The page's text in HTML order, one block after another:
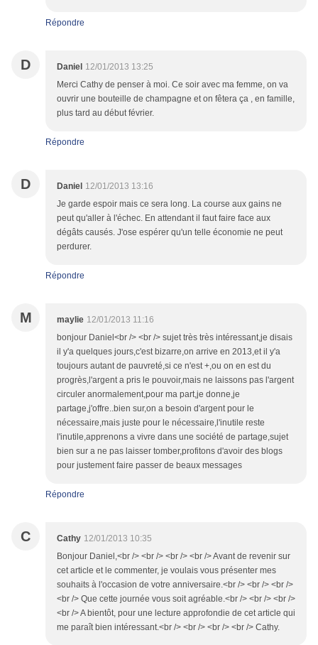
Répondre
D Daniel 12/01/2013 13:25
Merci Cathy de penser à moi. Ce soir avec ma femme, on va
ouvrir une bouteille de champagne et on fêtera ça , en famille,
plus tard au début février.
Répondre
D Daniel 12/01/2013 13:16
Je garde espoir mais ce sera long. La course aux gains ne
peut qu'aller à l'échec. En attendant il faut faire face aux
dégâts causés. J'ose espérer qu'un telle économie ne peut
perdurer.
Répondre
M maylie 12/01/2013 11:16
bonjour Daniel<br /> <br /> sujet très très intéressant,je disais
il y'a quelques jours,c'est bizarre,on arrive en 2013,et il y'a
toujours autant de pauvreté,si ce n'est +,ou on en est du
progrès,l'argent a pris le pouvoir,mais ne laissons pas l'argent
circuler anormalement,pour ma part,je donne,je
partage,j'offre..bien sur,on a besoin d'argent pour le
nécessaire,mais juste pour le nécessaire,l'inutile reste
l'inutile,apprenons a vivre dans une société de partage,sujet
bien sur a ne pas laisser tomber,profitons d'avoir des blogs
pour justement faire passer de beaux messages
Répondre
C Cathy 12/01/2013 10:35
Bonjour Daniel,<br /> <br /> <br /> <br /> Avant de revenir sur
cet article et le commenter, je voulais vous présenter mes
souhaits à l'occasion de votre anniversaire.<br /> <br /> <br />
<br /> Que cette journée vous soit agréable.<br /> <br /> <br />
<br /> A bientôt, pour une lecture approfondie de cet article qui
me paraît bien intéressant.<br /> <br /> <br /> <br /> Cathy.